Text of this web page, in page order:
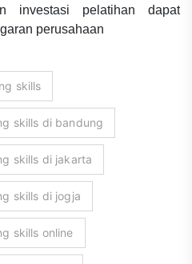
investasi pelatihan dapat
perusahaan
skills
skills di bandung
skills di jakarta
skills di jogja
skills online